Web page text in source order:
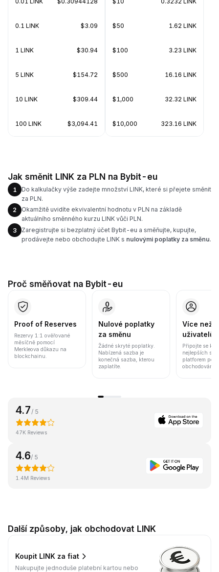
0.1 LINK $3.09
1 LINK $30.94
5 LINK $154.72
10 LINK $309.44
100 LINK $3,094.41
$50 1.62 LINK
$100 3.23 LINK
$500 16.16 LINK
$1,000 32.32 LINK
$10,000 323.16 LINK
Jak směnit LINK za PLN na Bybit-eu
1
Do kalkulačky výše zadejte množství LINK, které si přejete směnit
za PLN.
2
Okamžitě uvidíte ekvivalentní hodnotu v PLN na základě
aktuálního směnného kurzu LINK vůči PLN.
3
Zaregistrujte si bezplatný účet Bybit-eu a směňujte, kupujte,
prodávejte nebo obchodujte LINK s nulovými poplatky za směnu.
Proč směňovat na Bybit-eu
Proof of Reserves
Rezervy 1:1 ověřované
měsíčně pomocí
Merkleova důkazu na
blockchainu.
Nulové poplatky
za směnu
Žádné skryté poplatky.
Nabízená sazba je
konečná sazba, kterou
zaplatíte.
Více než
uživatelů
Připojte se k
nejlepších
platforem
obchodování
4.7 / 5
47K Reviews
4.6/ 5
1.4M Reviews
Další způsoby, jak obchodovat LINK
Koupit LINK za fiat
Nakupujte jednoduše platební kartou nebo